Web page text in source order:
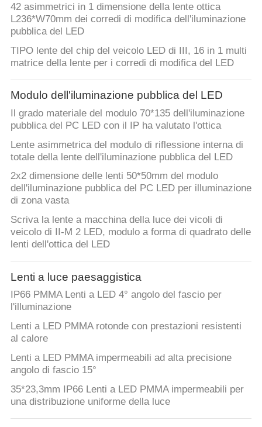
42 asimmetrici in 1 dimensione della lente ottica
L236*W70mm dei corredi di modifica dell'iluminazione
pubblica del LED
TIPO lente del chip del veicolo LED di III, 16 in 1 multi
matrice della lente per i corredi di modifica del LED
Modulo dell'iluminazione pubblica del LED
Il grado materiale del modulo 70*135 dell'iluminazione
pubblica del PC LED con il IP ha valutato l'ottica
Lente asimmetrica del modulo di riflessione interna di
totale della lente dell'iluminazione pubblica del LED
2x2 dimensione delle lenti 50*50mm del modulo
dell'iluminazione pubblica del PC LED per illuminazione
di zona vasta
Scriva la lente a macchina della luce dei vicoli di
veicolo di II-M 2 LED, modulo a forma di quadrato delle
lenti dell'ottica del LED
Lenti a luce paesaggistica
IP66 PMMA Lenti a LED 4° angolo del fascio per
l'illuminazione
Lenti a LED PMMA rotonde con prestazioni resistenti
al calore
Lenti a LED PMMA impermeabili ad alta precisione
angolo di fascio 15°
35*23,3mm IP66 Lenti a LED PMMA impermeabili per
una distribuzione uniforme della luce